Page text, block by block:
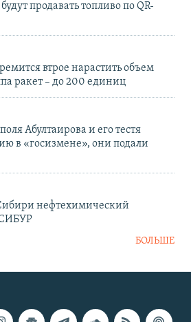
продавать топливо по QR-
втрое нарастить объем
ракет – до 200 единиц
Абултаирова и его тестя
в «госизмене», они подали
нефтехимический
БОЛЬШЕ